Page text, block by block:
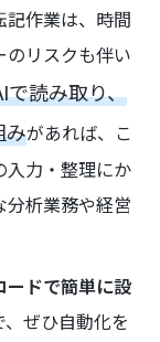
記作業は、時間
リスクも伴い
で読み取り、
みがあれば、こ
入力・整理にか
析業務や経営
ードで簡単に設
、ぜひ自動化を